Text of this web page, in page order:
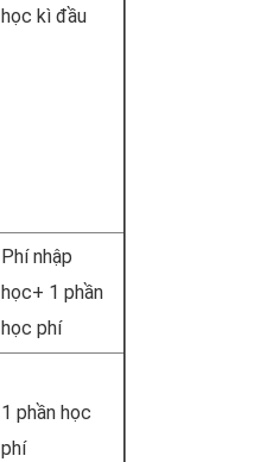
học kì đầu
Phí nhập
học+ 1 phần
học phí
1 phần học
phí